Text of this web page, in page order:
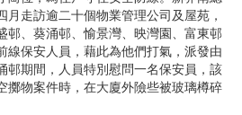
走訪逾二十個物業管理公司及屋苑，
邨、葵涌邨、愉景灣、映灣園、富東邨
線保安人員，藉此為他們打氣，派發由
邨期間，人員特別慰問一名保安員，該
擲物案件時，在大廈外險些被玻璃樽碎